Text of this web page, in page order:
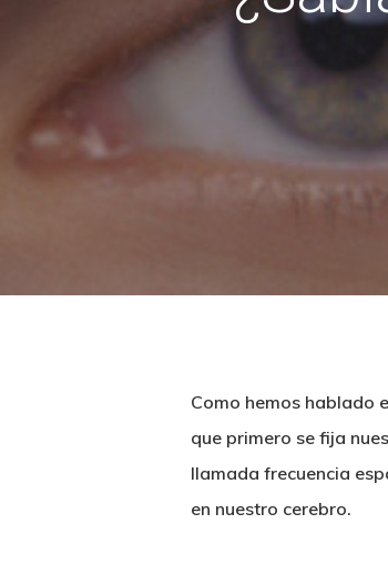
Como hemos hablado
que primero se fija
llamada frecuencia
en nuestro cerebro.